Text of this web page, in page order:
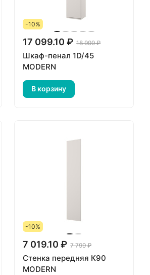
-10%
17 099.10 ₽ 18 999 ₽
Шкаф-пенал 1D/45
MODERN
В корзину
-10%
7 019.10 ₽ 7 799 ₽
Стенка передняя К90
MODERN